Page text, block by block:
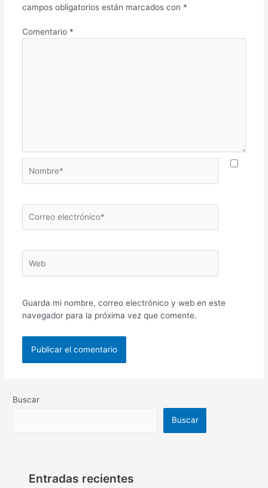
campos obligatorios están marcados con *
Comentario *
electrónico*
Guarda mi nombre, correo electrónico y web en este
navegador para la próxima vez que comente.
Buscar
Buscar
Entradas recientes